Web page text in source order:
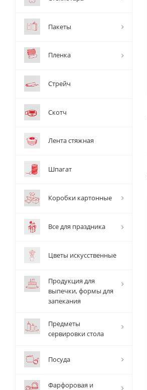
Пакеты
Пленка
Стрейч
Скотч
Лента стяжная
Шпагат
Коробки картонные
Все для праздника
Цветы искусственные
Продукция для
выпечки, формы для
запекания
Предметы
сервировки стола
Посуда
Фарфоровая и